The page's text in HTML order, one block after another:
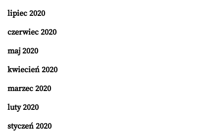
lipiec 2020
czerwiec 2020
maj 2020
kwiecień 2020
marzec 2020
luty 2020
styczeń 2020